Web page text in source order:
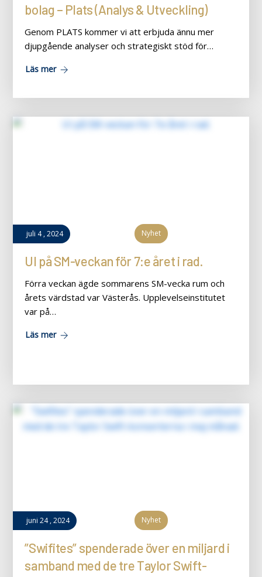
bolag – Plats (Analys & Utveckling)
Genom PLATS kommer vi att erbjuda ännu mer
djupgående analyser och strategiskt stöd för…
Läs mer
juli 4,2024 Nyhet
UI på SM-veckan för 7:e året i rad.
Förra veckan ägde sommarens SM-vecka rum och
årets värdstad var Västerås. Upplevelseinstitutet
var på…
Läs mer
juni 24,2024 Nyhet
”Swifites” spenderade över en miljard i
samband med de tre Taylor Swift-